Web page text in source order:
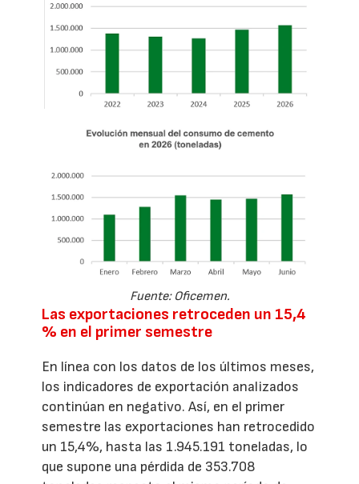
Fuente: Oficemen.
Las exportaciones retroceden un 15,4
% en el primer semestre
En línea con los datos de los últimos meses,
los indicadores de exportación analizados
continúan en negativo. Así, en el primer
semestre las exportaciones han retrocedido
un 15,4%, hasta las 1.945.191 toneladas, lo
que supone una pérdida de 353.708